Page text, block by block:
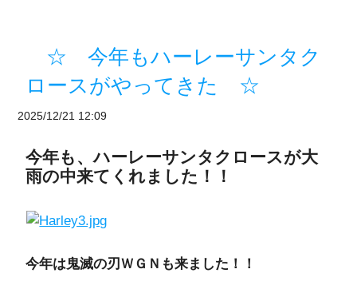
☆ 今年もハーレーサンタク
ロースがやってきた ☆
2025/12/21 12:09
今年も、ハーレーサンタクロースが大
雨の中来てくれました！！
今年は鬼滅の刃ＷＧＮも来ました！！